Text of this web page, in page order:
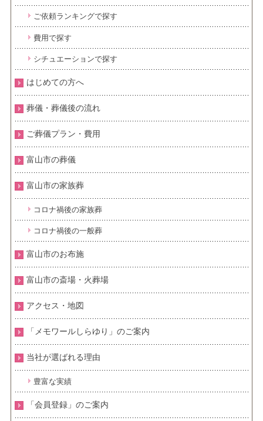
ご依頼ランキングで探す
費用で探す
シチュエーションで探す
はじめての方へ
葬儀・葬儀後の流れ
ご葬儀プラン・費用
富山市の葬儀
富山市の家族葬
コロナ禍後の家族葬
コロナ禍後の一般葬
富山市のお布施
富山市の斎場・火葬場
アクセス・地図
「メモワールしらゆり」のご案内
当社が選ばれる理由
豊富な実績
「会員登録」のご案内